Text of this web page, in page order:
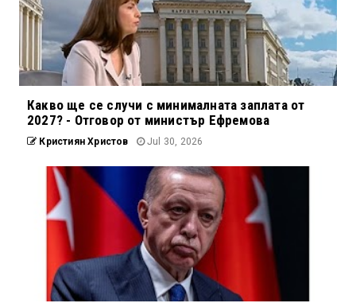
Какво ще се случи с минималната заплата от
2027? - Отговор от министър Ефремова
Кристиян Христов Jul 30, 2026